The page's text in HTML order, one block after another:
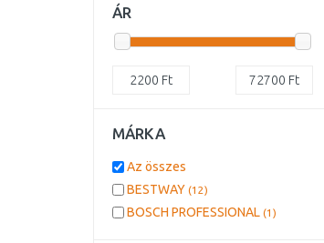
ÁR
2200 Ft 72700 Ft
MÁRKA
Az összes
BESTWAY (12)
BOSCH PROFESSIONAL (1)